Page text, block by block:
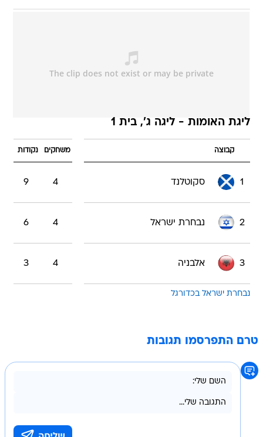
ליגת האומות - ליגה ג', בית 1
קבוצה משחקים נקודות
1 סקוטלנד 4
9
2 נבחרת ישראל 4
6
3 אלבניה 4
3
נבחרת ישראל בכדורגל
טרם התפרסמו תגובות